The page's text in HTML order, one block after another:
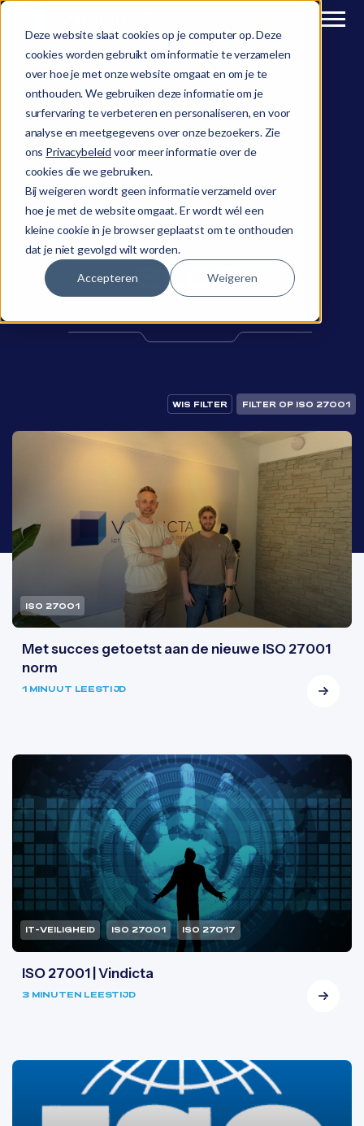
Deze website slaat cookies op je computer op. Deze
cookies worden gebruikt om informatie te verzamelen
over hoe je met onze website omgaat en om je te
onthouden. We gebruiken deze informatie om je
surfervaring te verbeteren en personaliseren, en voor
analyse en meetgegevens over onze bezoekers. Zie
ons Privacybeleid voor meer informatie over de
cookies die we gebruiken.
Bij weigeren wordt geen informatie verzameld over
hoe je met de website omgaat. Er wordt wél een
kleine cookie in je browser geplaatst om te onthouden
dat je niet gevolgd wilt worden.
Accepteren Weigeren
BLOG
WIS FILTER FILTER OP ISO 27001
ISO 27001
Met succes getoetst aan de nieuwe ISO 27001
norm
1 MINUUT LEESTIJD
IT-VEILIGHEID ISO 27001 ISO 27017
ISO 27001 | Vindicta
3 MINUTEN LEESTIJD